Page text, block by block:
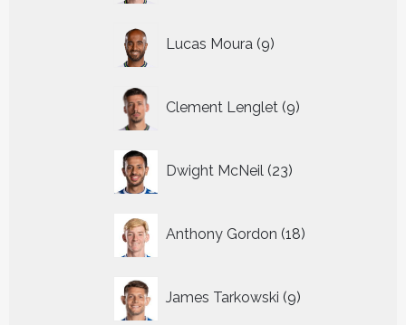
Lucas Moura 9
producten
Clement Lenglet 9
producten
Dwight McNeil 23
producten
Anthony Gordon 18
producten
James Tarkowski 9
producten